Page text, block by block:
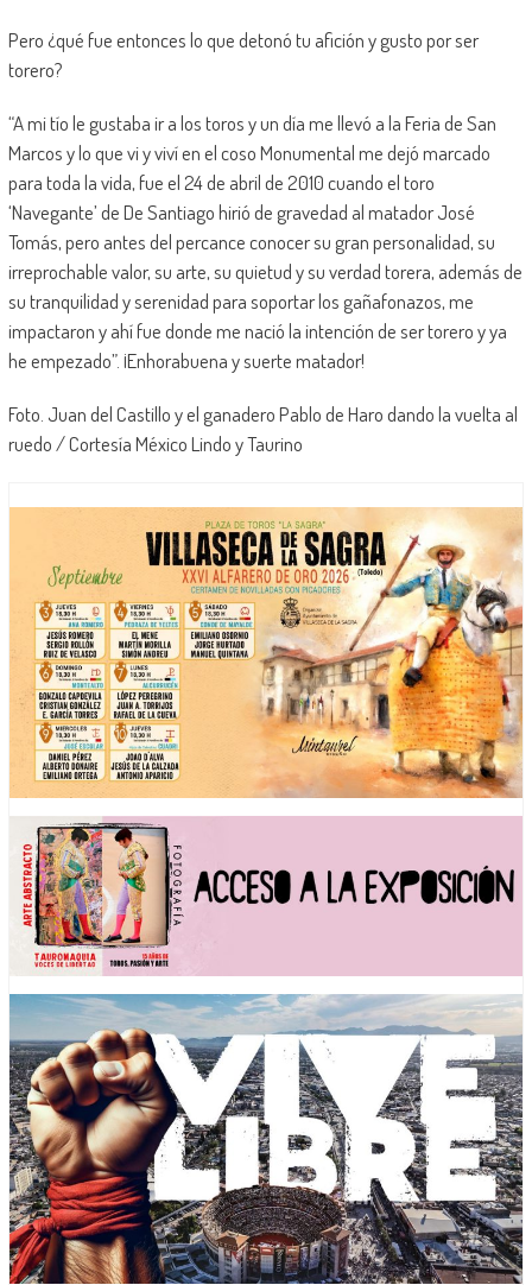
Pero ¿qué fue entonces lo que detonó tu afición y gusto por ser
torero?
“A mi tío le gustaba ir a los toros y un día me llevó a la Feria de San
Marcos y lo que vi y viví en el coso Monumental me dejó marcado
para toda la vida, fue el 24 de abril de 2010 cuando el toro
‘Navegante’ de De Santiago hirió de gravedad al matador José
Tomás, pero antes del percance conocer su gran personalidad, su
irreprochable valor, su arte, su quietud y su verdad torera, además de
su tranquilidad y serenidad para soportar los gañafonazos, me
impactaron y ahí fue donde me nació la intención de ser torero y ya
he empezado”. ¡Enhorabuena y suerte matador!
Foto. Juan del Castillo y el ganadero Pablo de Haro dando la vuelta al
ruedo / Cortesía México Lindo y Taurino